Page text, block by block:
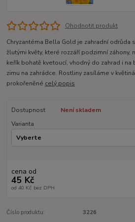
Ohodnotit produkt
Chryzantéma Bella Gold je zahradní odrůda
žlutými květy, které rozzáří podzimní záhony,
keřík bohatě kvetoucí, vhodný do zahrad i
zimu na zahrádce. Rostliny zasíláme v
prokořeněné celý popis
Dostupnost
Není skladem
Varianta
cena od
45 Kč
od 40 Kč bez DPH
Číslo produktu: 3226